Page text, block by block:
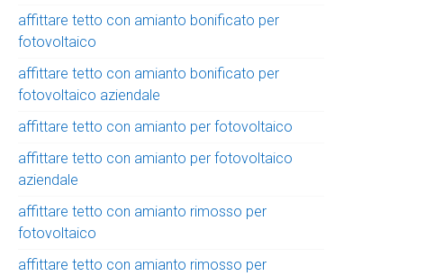
affittare tetto con amianto bonificato per
fotovoltaico
affittare tetto con amianto bonificato per
fotovoltaico aziendale
affittare tetto con amianto per fotovoltaico
affittare tetto con amianto per fotovoltaico
aziendale
affittare tetto con amianto rimosso per
fotovoltaico
affittare tetto con amianto rimosso per